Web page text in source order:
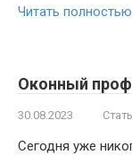
Читать полностью
Оконный
30.08.2023
Сегодня уже